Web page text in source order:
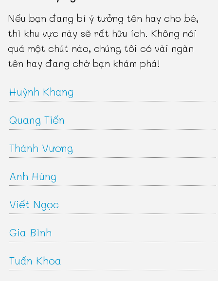
Nếu bạn đang bí ý tưởng tên hay cho bé,
thì khu vực này sẽ rất hữu ích. Không nói
quá một chút nào, chúng tôi có vài ngàn
tên hay đang chờ bạn khám phá!
Huỳnh Khang
Quang Tiến
Thành Vương
Anh Hùng
Viết Ngọc
Gia Bình
Tuấn Khoa